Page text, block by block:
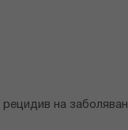
на